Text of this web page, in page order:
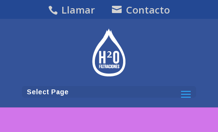
Llamar Contacto
Select Page